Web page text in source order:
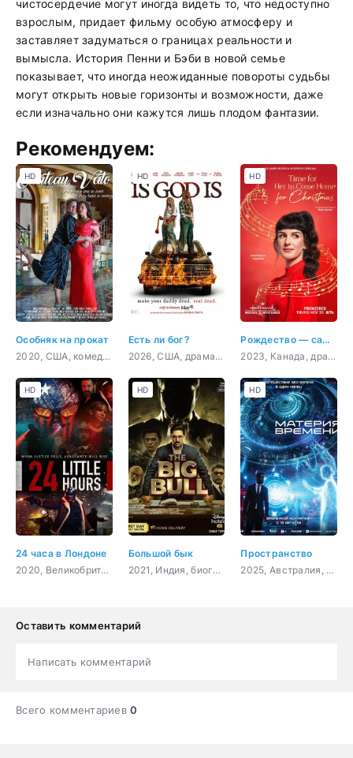
чистосердечие могут иногда видеть то, что недоступно
взрослым, придает фильму особую атмосферу и
заставляет задуматься о границах реальности и
вымысла. История Пенни и Бэби в новой семье
показывает, что иногда неожиданные повороты судьбы
могут открыть новые горизонты и возможности, даже
если изначально они кажутся лишь плодом фантазии.
Рекомендуем:
Особняк на прокат
2020, США, комедия
HD
Есть ли бог?
2026, США, драма, детектив
HD
Рождество — самое время вернуться домой
2023, Канада, драма, мелодрама
HD
24 часа в Лондоне
2020, Великобритания, боевик, триллер, драма, криминал
HD
Большой бык
2021, Индия, биография, криминал, драма
HD
Пространство
2025, Австралия, фантастика, триллер, криминал
HD
Оставить комментарий
Написать комментарий
Всего комментариев0